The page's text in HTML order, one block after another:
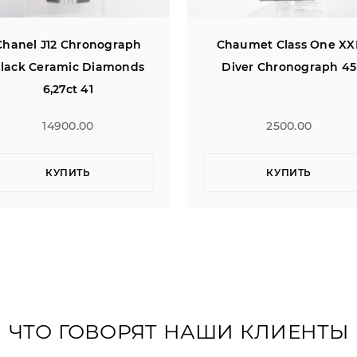
Class One XXL
Diver Chronograph 45
2500.00
КУПИТЬ
Chopard Happy Sport
3700.00
КУПИТЬ
ЧТО ГОВОРЯТ НАШИ КЛИЕНТЫ